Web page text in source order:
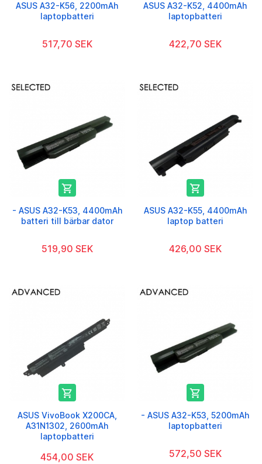
ASUS A32-K56, 2200mAh
laptopbatteri
517,70 SEK
ASUS A32-K52, 4400mAh
laptopbatteri
422,70 SEK

- ASUS A32-K53, 4400mAh
batteri till bärbar dator
519,90 SEK

ASUS A32-K55, 4400mAh
laptop batteri
426,00 SEK

ASUS VivoBook X200CA,
A31N1302, 2600mAh
laptopbatteri
454,00 SEK

- ASUS A32-K53, 5200mAh
laptopbatteri
572,50 SEK